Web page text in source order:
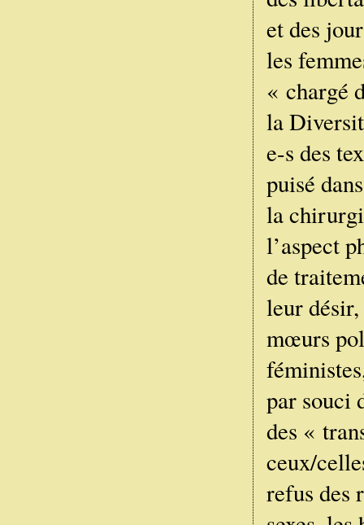
et des
les
« chargé
la
e-s des
puisé
la
l’aspect
de
leur
mœurs
par souci
des «
ceux/
refus des